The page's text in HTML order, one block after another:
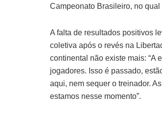
Campeonato Brasileiro, no
A falta de resultados positivos
coletiva após o revés na
continental não existe mais: “A
jogadores. Isso é passado,
aqui, nem sequer o treinador.
estamos nesse momento”.